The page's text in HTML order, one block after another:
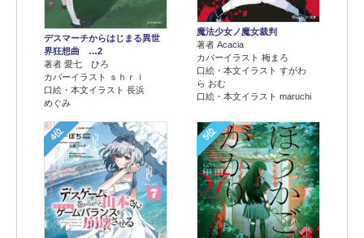
デスマーチからはじまる異世
界狂想曲 …2
著者 愛七 ひろ
カバーイラスト ｓｈｒｉ
口絵・本文イラスト 長浜
めぐみ
魔法少女ノ魔女裁判
著者 Acacia
カバーイラスト 梅まろ
口絵・本文イラスト すがわ
ら おむ
口絵・本文イラスト maruchi
4位 5位